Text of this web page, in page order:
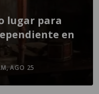
lugar para
en
AGO 25